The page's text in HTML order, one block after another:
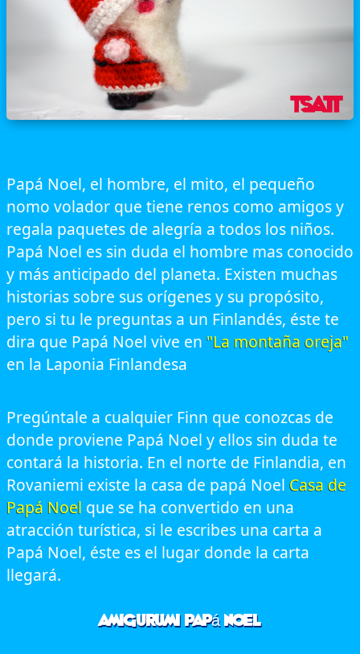
Papá Noel, el hombre, el mito, el pequeño
nomo volador que tiene renos como amigos y
regala paquetes de alegría a todos los niños.
Papá Noel es sin duda el hombre mas conocido
y más anticipado del planeta. Existen muchas
historias sobre sus orígenes y su propósito,
pero si tu le preguntas a un Finlandés, éste te
dira que Papá Noel vive en "La montaña oreja"
en la Laponia Finlandesa
Pregúntale a cualquier Finn que conozcas de
donde proviene Papá Noel y ellos sin duda te
contará la historia. En el norte de Finlandia, en
Rovaniemi existe la casa de papá Noel Casa de
Papá Noel que se ha convertido en una
atracción turística, si le escribes una carta a
Papá Noel, éste es el lugar donde la carta
llegará.
Amigurumi Papá Noel